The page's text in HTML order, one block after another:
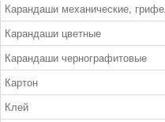
Карандаши механические,
Карандаши цветные
Карандаши чернографитовые
Картон
Клей